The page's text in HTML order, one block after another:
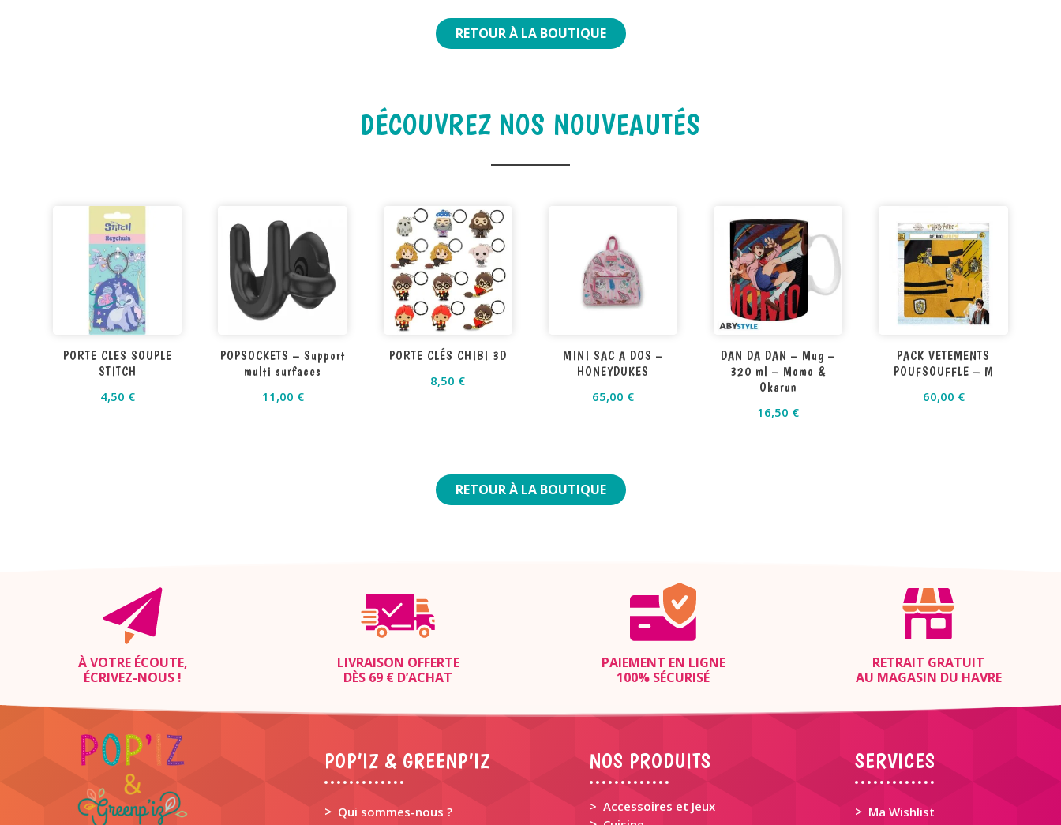
RETOUR À LA BOUTIQUE
DÉCOUVREZ NOS NOUVEAUTÉS
PORTE CLES SOUPLE
STITCH
4,50 €
POPSOCKETS – Support
multi surfaces
11,00 €
PORTE CLÉS CHIBI 3D
8,50 €
MINI SAC A DOS –
HONEYDUKES
65,00 €
DAN DA DAN – Mug –
320 ml – Momo &
Okarun
16,50 €
PACK VETEMENTS
POUFSOUFFLE – M
60,00 €
RETOUR À LA BOUTIQUE
À VOTRE ÉCOUTE,
ÉCRIVEZ-NOUS !
LIVRAISON OFFERTE
DÈS 69 € D’ACHAT
PAIEMENT EN LIGNE
100% SÉCURISÉ
RETRAIT GRATUIT
AU MAGASIN DU HAVRE
POP’IZ & GREENP’IZ
> Qui sommes-nous ?
NOS PRODUITS
> Accessoires et Jeux
SERVICES
> Ma Wishlist